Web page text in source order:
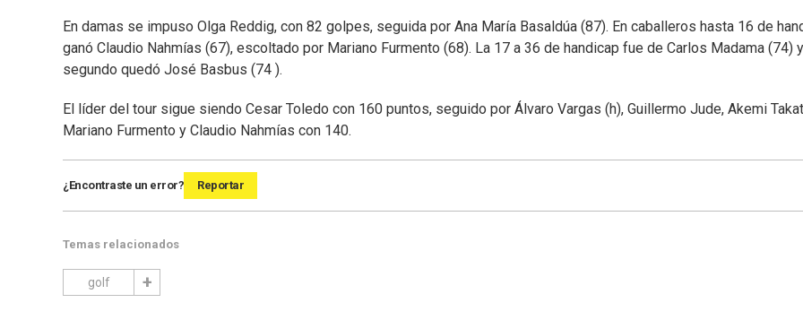
En damas se impuso Olga Reddig, con 82 golpes, seguida por Ana María Basaldúa (87). En caballeros hasta 16 de
ganó Claudio Nahmías (67), escoltado por Mariano Furmento (68). La 17 a 36 de handicap fue de Carlos Madama (74) y
segundo quedó José Basbus (74 ).
El líder del tour sigue siendo Cesar Toledo con 160 puntos, seguido por Álvaro Vargas (h), Guillermo Jude, Akemi
Mariano Furmento y Claudio Nahmías con 140.
¿Encontraste un error? Reportar
Temas relacionados
golf